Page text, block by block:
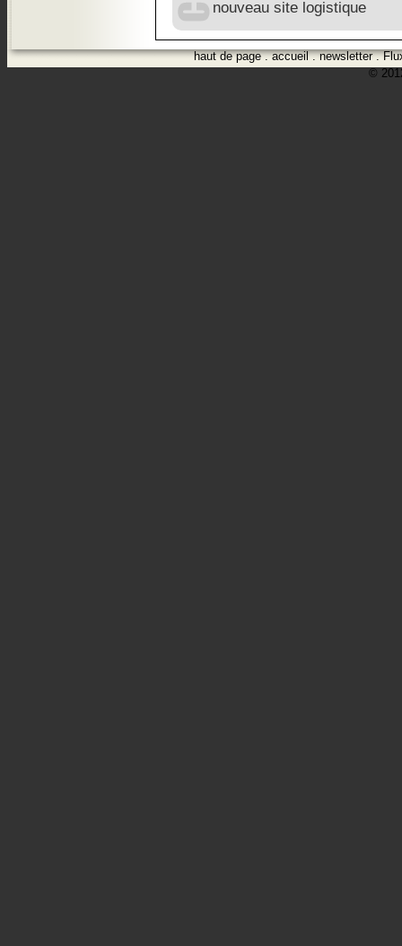
nouveau site logistique
haut de page.accueil.newsletter.
©